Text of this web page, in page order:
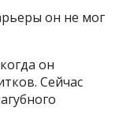
он не мог
он
Сейчас